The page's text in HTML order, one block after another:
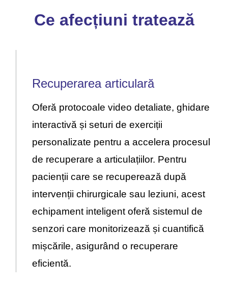
Ce afecțiuni tratează
Recuperarea articulară
Oferă protocoale video detaliate, ghidare
interactivă și seturi de exerciții
personalizate pentru a accelera procesul
de recuperare a articulațiilor. Pentru
pacienții care se recuperează după
intervenții chirurgicale sau leziuni, acest
echipament inteligent oferă sistemul de
senzori care monitorizează și cuantifică
mișcările, asigurând o recuperare
eficientă.